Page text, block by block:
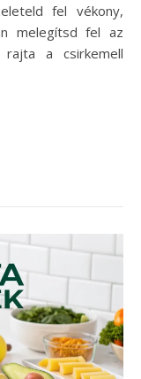
fel vékony,
melegítsd fel az
a csirkemell